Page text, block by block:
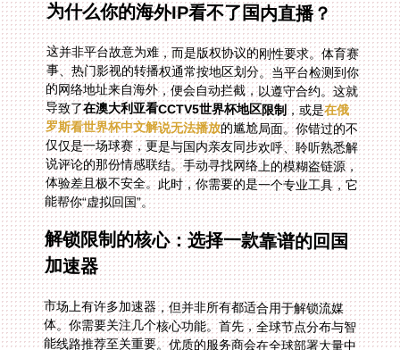
为什么你的海外IP看不了国内直播？
这并非平台故意为难，而是版权协议的刚性要求。体育赛
事、热门影视的转播权通常按地区划分。当平台检测到你
的网络地址来自海外，便会自动拦截，以遵守合约。这就
导致了在澳大利亚看CCTV5世界杯地区限制，或是在俄
罗斯看世界杯中文解说无法播放的尴尬局面。你错过的不
仅仅是一场球赛，更是与国内亲友同步欢呼、聆听熟悉解
说评论的那份情感联结。手动寻找网络上的模糊盗链源，
体验差且极不安全。此时，你需要的是一个专业工具，它
能帮你“虚拟回国”。
解锁限制的核心：选择一款靠谱的回国
加速器
市场上有许多加速器，但并非所有都适合用于解锁流媒
体。你需要关注几个核心功能。首先，全球节点分布与智
能线路推荐至关重要。优质的服务商会在全球部署大量中
国境内的服务器节点，并能根据你的实时网络状况，智能
推荐最优、最稳定的连接线路，确保高清直播不卡顿。其
次，多平台支持必不可少。无论是你手边的Android手
机、iPhone，还是家里的Windows电脑或Mac，甚至智能
电视，都应该能轻松安装使用，并且支持一人多设备同时